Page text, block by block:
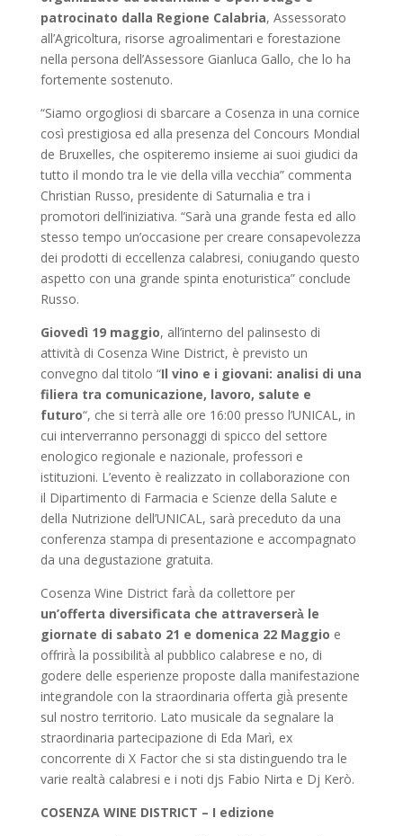
patrocinato dalla Regione Calabria, Assessorato
all’Agricoltura, risorse agroalimentari e forestazione
nella persona dell’Assessore Gianluca Gallo, che lo ha
fortemente sostenuto.
“Siamo orgogliosi di sbarcare a Cosenza in una cornice
così prestigiosa ed alla presenza del Concours Mondial
de Bruxelles, che ospiteremo insieme ai suoi giudici da
tutto il mondo tra le vie della villa vecchia” commenta
Christian Russo, presidente di Saturnalia e tra i
promotori dell’iniziativa. “Sarà una grande festa ed allo
stesso tempo un’occasione per creare consapevolezza
dei prodotti di eccellenza calabresi, coniugando questo
aspetto con una grande spinta enoturistica” conclude
Russo.
Giovedì 19 maggio, all’interno del palinsesto di
attività di Cosenza Wine District, è previsto un
convegno dal titolo “Il vino e i giovani: analisi di una
filiera tra comunicazione, lavoro, salute e
futuro“, che si terrà alle ore 16:00 presso l’UNICAL, in
cui interverranno personaggi di spicco del settore
enologico regionale e nazionale, professori e
istituzioni. L’evento è realizzato in collaborazione con
il Dipartimento di Farmacia e Scienze della Salute e
della Nutrizione dell’UNICAL, sarà preceduto da una
conferenza stampa di presentazione e accompagnato
da una degustazione gratuita.
Cosenza Wine District farà̀ da collettore per
un’offerta diversificata che attraverserà̀ le
giornate di sabato 21 e domenica 22 Maggio e
offrirà̀ la possibilità̀ al pubblico calabrese e no, di
godere delle esperienze proposte dalla manifestazione
integrandole con la straordinaria offerta già̀ presente
sul nostro territorio. Lato musicale da segnalare la
straordinaria partecipazione di Eda Marì, ex
concorrente di X Factor che si sta distinguendo tra le
varie realtà calabresi e i noti djs Fabio Nirta e Dj Kerò.
COSENZA WINE DISTRICT – I edizione